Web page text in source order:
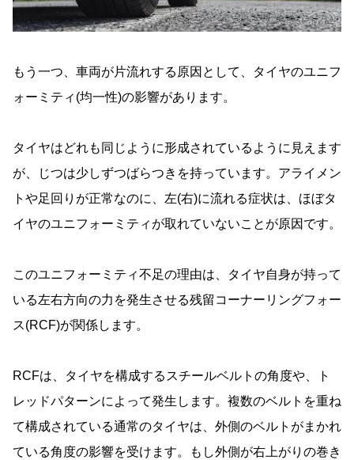
もう一つ、車両が片流れする原因として、タイヤのユニフ
ォーミティ(均一性)の影響があります。
タイヤはどれも同じように形成されているように見えます
が、じつは少しずつばらつきを持っています。アライメン
トや足回りが正常なのに、左(右)に流れる症状は、ほぼタ
イヤのユニフォーミティが取れていないことが原因です。
このユニフォーミティ不足の理由は、タイヤ自身が持って
いる左右方向の力を発生させる残留コーナーリングフォー
ス(RCF)が関係します。
RCFは、タイヤを構成するスチールベルトの角度や、ト
レッドパターンによって発生します。複数のベルトを重ね
て構成されている通常のタイヤは、外側のベルトがまかれ
ている角度の影響を受けます。もし外側が右上がりの巻き